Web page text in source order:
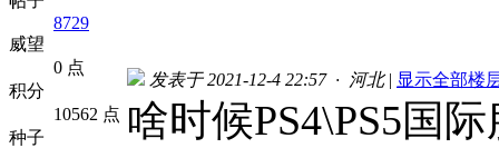
8729
威望
0 点
积分
10562 点
种子
发表于 2021-12-4 22:57 · 河北 | 显示全部楼
啥时候PS4\PS5国